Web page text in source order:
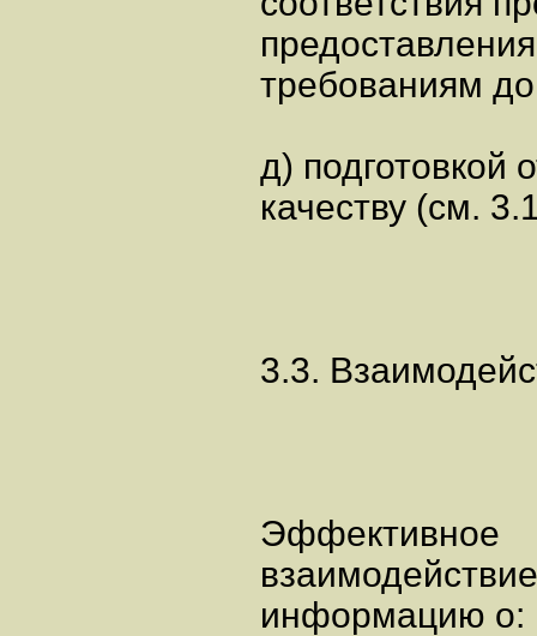
требованиям
д) подготовкой
качеству (см.
3.3.
Эффективное
информацию о: